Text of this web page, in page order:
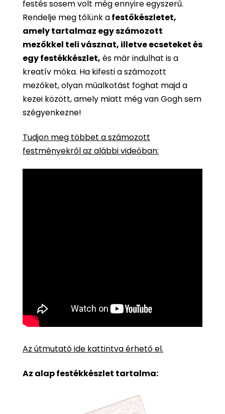
festés sosem volt még ennyire egyszerű.
Rendelje meg tőlünk afestőkészletet,
amely tartalmaz egy számozott
mezőkkel teli vásznat, illetve ecseteket és
egy festékkészlet, és már indulhat is a
kreatív móka. Ha kifesti a számozott
mezőket, olyan műalkotást foghat majd a
kezei között, amely miatt még van Gogh sem
szégyenkezne!
Tudjon meg többet a számozott
festményekről az alábbi videóban:
Az útmutató ide kattintva érhető el.
Az alap festékkészlet tartalma: